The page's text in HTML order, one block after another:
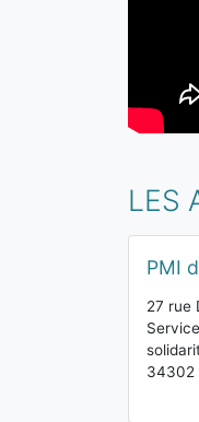
LES
PMI
27 rue
34302